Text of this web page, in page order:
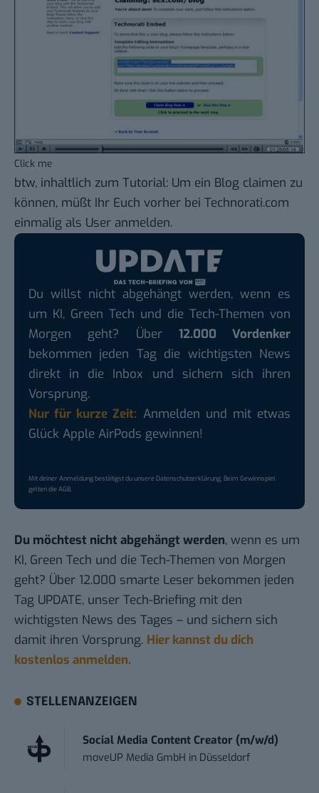
Click me
btw, inhaltlich zum Tutorial: Um ein Blog claimen zu
können, müßt Ihr Euch vorher bei Technorati.com
einmalig als User anmelden.
Du willst nicht abgehängt werden, wenn es
um KI, Green Tech und die Tech-Themen von
Morgen geht? Über 12.000 Vordenker
bekommen jeden Tag die wichtigsten News
direkt in die Inbox und sichern sich ihren
Vorsprung.
Nur für kurze Zeit: Anmelden und mit etwas
Glück Apple AirPods gewinnen!
Mit deiner Anmeldung bestätigst du unsereDatenschutzerklärung. Beim Gewinnspiel
gelten dieAGB.
Du möchtest nicht abgehängt werden, wenn es um
KI, Green Tech und die Tech-Themen von Morgen
geht? Über 12.000 smarte Leser bekommen jeden
Tag UPDATE, unser Tech-Briefing mit den
wichtigsten News des Tages – und sichern sich
damit ihren Vorsprung. Hier kannst du dich
kostenlos anmelden.
STELLENANZEIGEN
Social Media Content Creator (m/w/d)
moveUP Media GmbH in Düsseldorf